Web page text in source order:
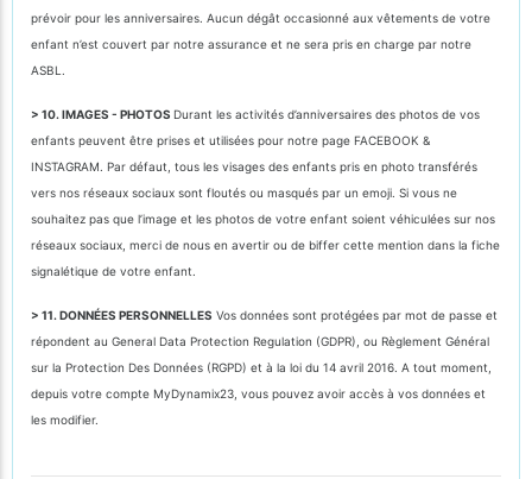
prévoir pour les anniversaires. Aucun dégât occasionné aux vêtements de votre
enfant n’est couvert par notre assurance et ne sera pris en charge par notre
ASBL.
> 10. IMAGES - PHOTOS Durant les activités d’anniversaires des photos de vos
enfants peuvent être prises et utilisées pour notre page FACEBOOK &
INSTAGRAM. Par défaut, tous les visages des enfants pris en photo transférés
vers nos réseaux sociaux sont floutés ou masqués par un emoji. Si vous ne
souhaitez pas que l’image et les photos de votre enfant soient véhiculées sur nos
réseaux sociaux, merci de nous en avertir ou de biffer cette mention dans la fiche
signalétique de votre enfant.
> 11. DONNÉES PERSONNELLES Vos données sont protégées par mot de passe et
répondent au General Data Protection Regulation (GDPR), ou Règlement Général
sur la Protection Des Données (RGPD) et à la loi du 14 avril 2016. A tout moment,
depuis votre compte MyDynamix23, vous pouvez avoir accès à vos données et
les modifier.